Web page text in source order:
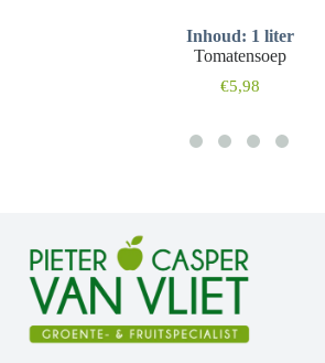
Tomatensoep
€5,98
Inhoud: 1 liter